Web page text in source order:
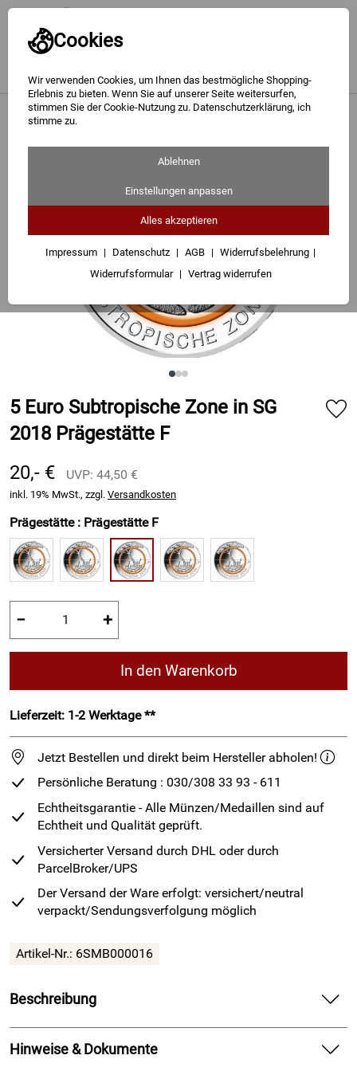
Cookies
Wir verwenden Cookies, um Ihnen das bestmögliche Shopping-
Erlebnis zu bieten. Wenn Sie auf unserer Seite weitersurfen,
stimmen Sie der Cookie-Nutzung zu. Datenschutzerklärung, ich
stimme zu.
Ablehnen
Einstellungen anpassen
Alles akzeptieren
Impressum Datenschutz AGB
Widerrufsbelehrung
Widerrufsformular
Vertrag widerrufen
Gold
Silber
Geschenke
Besuchen Sie uns
Karriere
Gedenkmünzen
5 Euro Subtropische Zone in SG
2018 Prägestätte F
20,- €
UVP: 44,50 €
inkl. 19% MwSt., zzgl. Versandkosten
Prägestätte : Prägestätte F
− +
In den Warenkorb
Lieferzeit: 1-2 Werktage **
Jetzt Bestellen und direkt beim Hersteller abholen!
Persönliche Beratung : 030/308 33 93 - 611
Echtheitsgarantie - Alle Münzen/Medaillen sind auf
Echtheit und Qualität geprüft.
Versicherter Versand durch DHL oder durch
ParcelBroker/UPS
Der Versand der Ware erfolgt: versichert/neutral
verpackt/Sendungsverfolgung möglich
Artikel-Nr.: 6SMB000016
Beschreibung
5 Euro- Subtropische Zone - Spiegelglanz - Prägestätte F
Deutschland hat am 19. April 2018 die neue 5-Euro-Münze
Hinweise & Dokumente